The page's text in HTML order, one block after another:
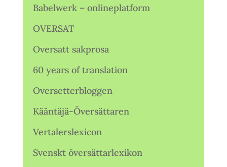
Babelwerk – onlineplatform
OVERSAT
Oversatt sakprosa
60 years of translation
Oversetterbloggen
Kääntäjä-Översättaren
Vertalerslexicon
Svenskt översättarlexikon